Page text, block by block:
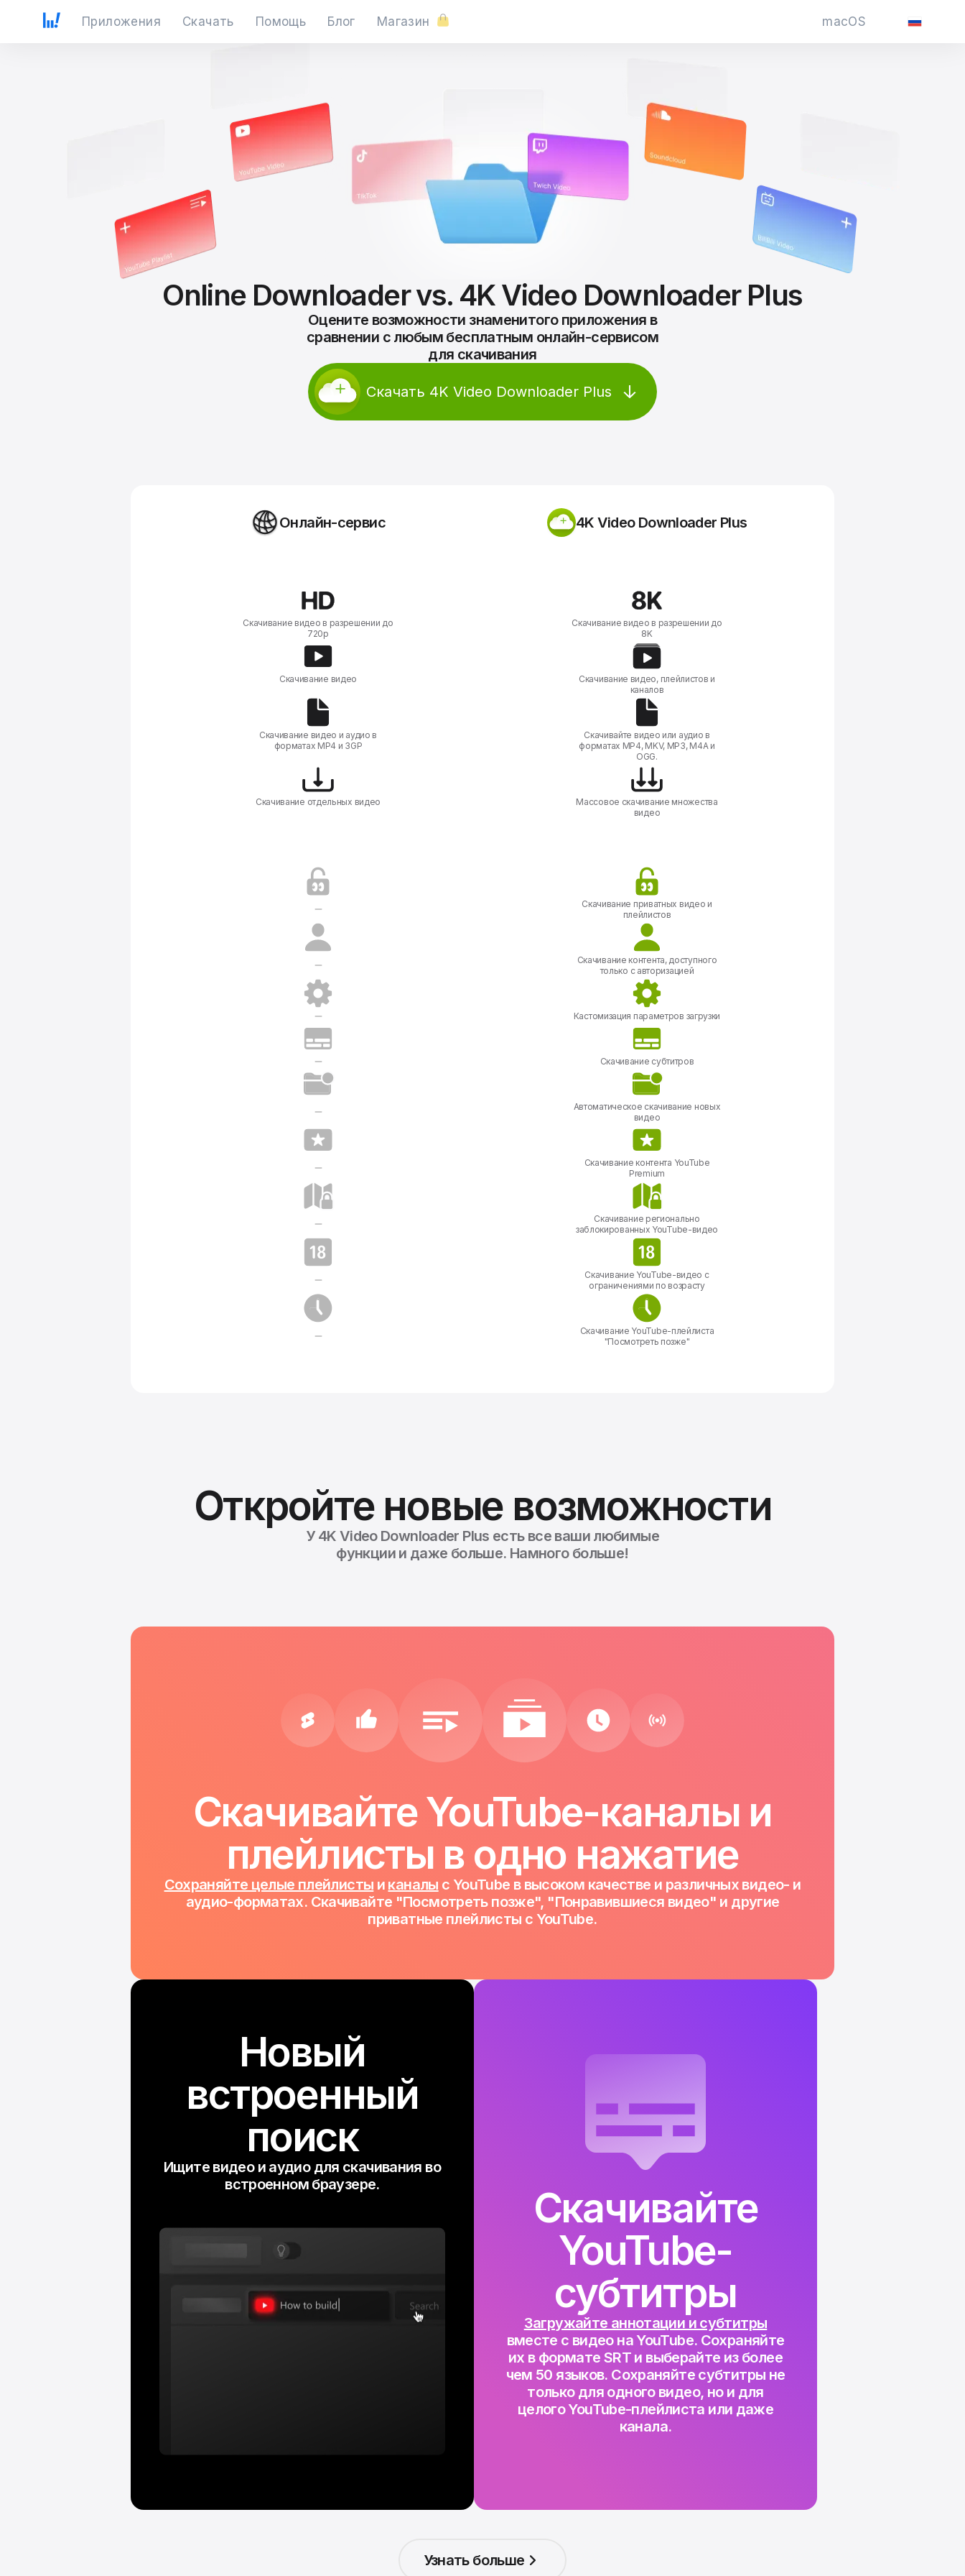
Приложения Скачать Помощь Блог Магазин macOS
Online Downloader vs. 4K Video Downloader Plus
Оцените возможности знаменитого приложения в
сравнении с любым бесплатным онлайн-сервисом
для скачивания
Скачать 4K Video Downloader Plus
Онлайн-сервис 4K Video Downloader Plus
Скачивание видео в разрешении до
720p
Скачивание видео в разрешении до
8K
Скачивание видео
Скачивание видео, плейлистов и
каналов
Скачивание видео и аудио в
форматах MP4 и 3GP
Скачивайте видео или аудио в
форматах MP4, MKV, MP3, M4A и
OGG.
Скачивание отдельных видео
Массовое скачивание множества
видео
Скачивание приватных видео и
плейлистов
Скачивание контента, доступного
только с авторизацией
Кастомизация параметров загрузки
Скачивание субтитров
Автоматическое скачивание новых
видео
Скачивание контента YouTube
Premium
Скачивание регионально
заблокированных YouTube-видео
Скачивание YouTube-видео с
ограничениями по возрасту
Скачивание YouTube-плейлиста
"Посмотреть позже"
Откройте новые возможности
У 4K Video Downloader Plus есть все ваши любимые
функции и даже больше. Намного больше!
Скачивайте YouTube-каналы и
плейлисты в одно нажатие
Сохраняйте целые плейлисты и каналы с YouTube в высоком качестве и различных видео- и
аудио-форматах. Скачивайте "Посмотреть позже", "Понравившиеся видео" и другие
приватные плейлисты с YouTube.
Новый
встроенный
поиск
Ищите видео и аудио для скачивания во
встроенном браузере.
Скачивайте
YouTube-
субтитры
Загружайте аннотации и субтитры
вместе с видео на YouTube. Сохраняйте
их в формате SRT и выберайте из более
чем 50 языков. Сохраняйте субтитры не
только для одного видео, но и для
целого YouTube-плейлиста или даже
канала.
Узнать больше